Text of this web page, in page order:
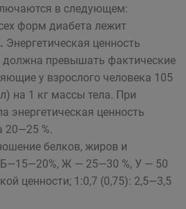
в следующем:
форм диабета лежит
Энергетическая ценность
должна превышать фактические
у взрослого человека 105
на 1 кг массы тела. При
энергетическая ценность
20—25 %.
белков, жиров и
Б—15—20%, Ж — 25—30 %, У — 50
ценности; 1:0,7 (0,75): 2,5—3,5